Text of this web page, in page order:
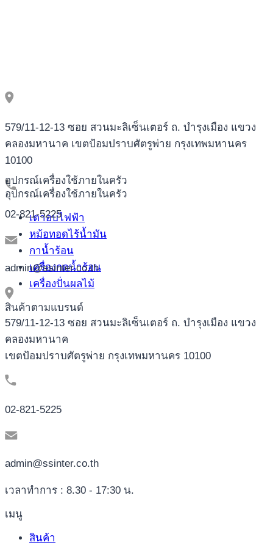
อุปกรณ์เครื่องใช้ภายในครัว
อุปกรณ์เครื่องใช้ภายในครัว
เตาอบไฟฟ้า
หม้อทอดไร้น้ำมัน
กาน้ำร้อน
เครื่องกดน้ำร้อน
เครื่องปั่นผลไม้
สินค้าตามแบรนด์
579/11-12-13 ซอย สวนมะลิเซ็นเตอร์ ถ. บำรุงเมือง แขวง
คลองมหานาค เขตป้อมปราบศัตรูพ่าย กรุงเทพมหานคร
10100
02-821-5225
admin@ssinter.co.th
579/11-12-13 ซอย สวนมะลิเซ็นเตอร์ ถ. บำรุงเมือง แขวง
คลองมหานาค
เขตป้อมปราบศัตรูพ่าย กรุงเทพมหานคร 10100
02-821-5225
admin@ssinter.co.th
เวลาทำการ : 8.30 - 17:30 น.
เมนู
สินค้า